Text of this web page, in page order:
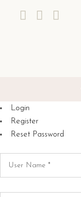
Login
Register
Reset Password